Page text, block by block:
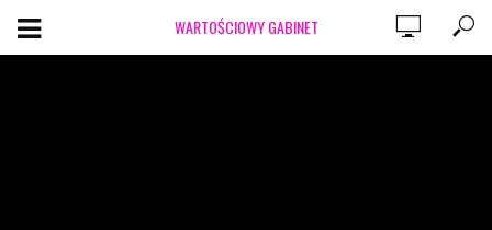
WARTOŚCIOWY GABINET